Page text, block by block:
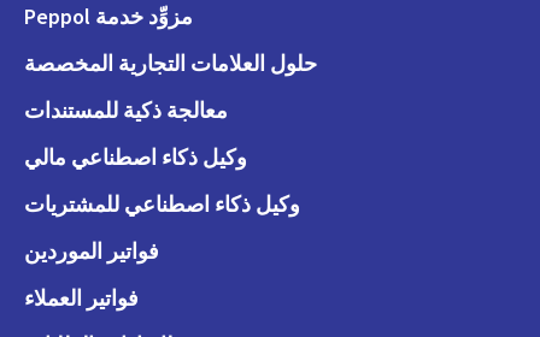
مزوِّد خدمة Peppol
حلول العلامات التجارية المخصصة
معالجة ذكية للمستندات
وكيل ذكاء اصطناعي مالي
وكيل ذكاء اصطناعي للمشتريات
فواتير الموردين
فواتير العملاء